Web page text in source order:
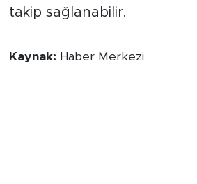
takip sağlanabilir.
Kaynak: Haber Merkezi